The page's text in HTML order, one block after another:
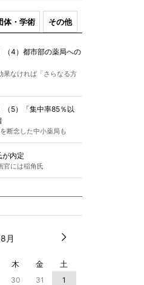
体・学術 その他
（4）都市部の薬局への
果なければ「さらなる方
（5）「集中率85％以
断念した中小薬局も
が内定
官には稲角氏
月
木 金 土
30 31
1